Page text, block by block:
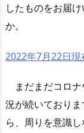
したものをお届
か。
2022年7月22日
まだまだコロナ
況が続いており
ら、周りを意識